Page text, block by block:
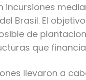
incursiones
Brasil. El
de
que
llevaron a